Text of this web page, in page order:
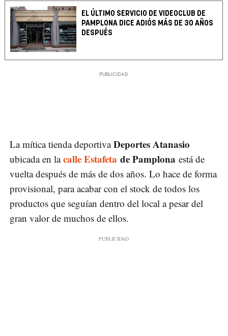
EL ÚLTIMO SERVICIO DE VIDEOCLUB DE
PAMPLONA DICE ADIÓS MÁS DE 30 AÑOS
DESPUÉS
La mítica tienda deportivaDeportes Atanasio
ubicada en la calle Estafeta de Pamplona está de
vuelta después de más de dos años. Lo hace de forma
provisional, para acabar con el stock de todos los
productos que seguían dentro del local a pesar del
gran valor de muchos de ellos.